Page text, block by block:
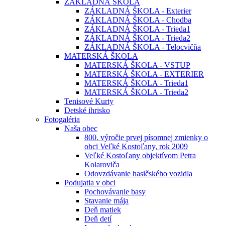
ZÁKLADNÁ ŠKOLA
ZÁKLADNÁ ŠKOLA - Exterier
ZÁKLADNÁ ŠKOLA - Chodba
ZÁKLADNÁ ŠKOLA - Trieda1
ZÁKLADNÁ ŠKOLA - Trieda2
ZÁKLADNÁ ŠKOLA - Telocvičňa
MATERSKÁ ŠKOLA
MATERSKÁ ŠKOLA - VSTUP
MATERSKÁ ŠKOLA - EXTERIER
MATERSKÁ ŠKOLA - Trieda1
MATERSKÁ ŠKOLA - Trieda2
Tenisové Kurty
Detské ihrisko
Fotogaléria
Naša obec
800. výročie prvej písomnej zmienky o
obci Veľké Kostoľany, rok 2009
Veľké Kostoľany objektívom Petra
Kolaroviča
Odovzdávanie hasičského vozidla
Podujatia v obci
Pochovávanie basy
Stavanie mája
Deň matiek
Deň detí